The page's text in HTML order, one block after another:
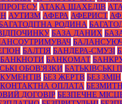
АТАКА ШАХЕДІВ
АУТИЗМ АФЕРА АФЕРИСТ
РОДИНА
БАЗА ДАНИХ
БАЛТІЯ БАНДЕРА-СМУЗІ
БАНКНОТИ БАНКОМАТ
ОБОВ'ЯЗКИ БАТЬКІВСЬКІ
БЕЗ ЖЕРТВ БЕЗ ЗМІН
ОПЛАТА
ДОГОВІР БЕЗПЕЧНЕ